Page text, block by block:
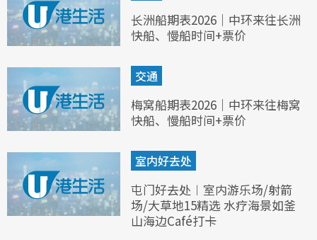
长洲船期表2026｜中环来往长洲
快船、慢船时间+票价
交通
梅窝船期表2026｜中环来往梅窝
快船、慢船时间+票价
室内好去处
屯门好去处︱室内游乐场/射箭
场/大草地15精选 水疗海景如釜
山海边Café打卡